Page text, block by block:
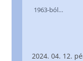
1963-ból…
04. 12.